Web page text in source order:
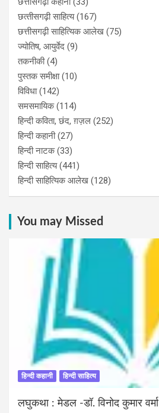
छत्‍तीसगढ़ी साहित्‍य(167)
छत्तीसगढ़ी साहित्यिक आलेख (75)
ज्योतिष, आयुर्वेद (9)
तकनीकी(4)
पुस्‍तक समीक्षा(10)
विविधा(142)
समसमायिक(114)
हिन्दी कविता, छंद, ग़ज़ल (252)
हिन्दी कहानी(27)
हिन्‍दी नाटक(33)
हिन्दी साहित्य(441)
हिन्दी साहित्यिक आलेख (128)
You may Missed
हिन्दी कहानी हिन्दी साहित्य
लघुकथा : मेडल -डॉ. विनोद कुमार वर्मा